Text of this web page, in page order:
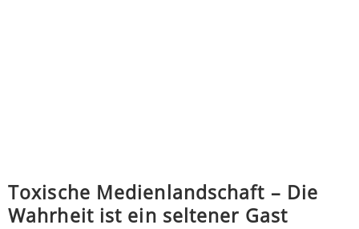
Toxische Medienlandschaft – Die
Wahrheit ist ein seltener Gast